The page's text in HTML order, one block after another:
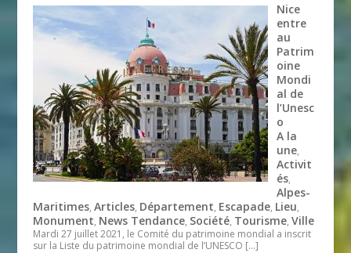
Nice
entre
au
Patrim
oine
Mondi
al de
l’Unesc
o
A la
une,
Activit
és,
Alpes-
Maritimes,Articles, Département, Escapade, Lieu,
Monument, News Tendance, Société, Tourisme,Ville
Mardi 27 juillet 2021, le Comité du patrimoine mondial a inscrit
sur la Liste du patrimoine mondial de l’UNESCO […]